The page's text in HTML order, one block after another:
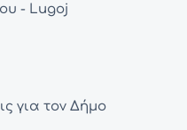
- Lugoj
για τον Δήμο